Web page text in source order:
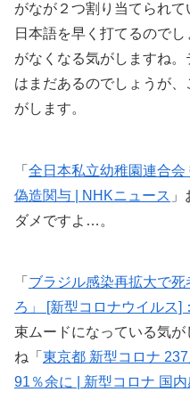
がなが２つ割り当てられ
日本語を早く打てるので
がなくなる気がしますね
はまだあるのでしょうが
がします。
「 全日本私立幼稚園連合
偽造関与 | NHKニュース
ダメですよ…。
「 ブラジル感染再拡大で
ろ」 [新型コロナウイルス]
束ムードになっている気
ね「 東京都 新型コロナ
91％余に | 新型コロナ 国